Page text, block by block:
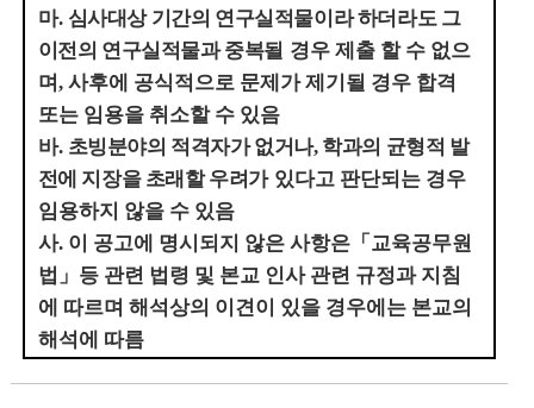
마. 심사대상 기간의 연구실적물이라 하더라도 그
이전의 연구실적물과 중복될 경우 제출 할 수 없으
며 , 사후에 공식적으로 문제가 제기될 경우 합격
또는 임용을 취소할 수 있음
바. 초빙분야의 적격자가 없거나, 학과의 균형적 발
전에 지장을 초래할 우려가 있다고 판단되는 경우
임용하지 않을 수 있음
사. 이 공고에 명시되지 않은 사항은「 교육공무원
법 」 등 관련 법령 및 본교 인사 관련 규정과 지침
에 따르며 해석상의 이견이 있을 경우에는 본교의
해석에 따름